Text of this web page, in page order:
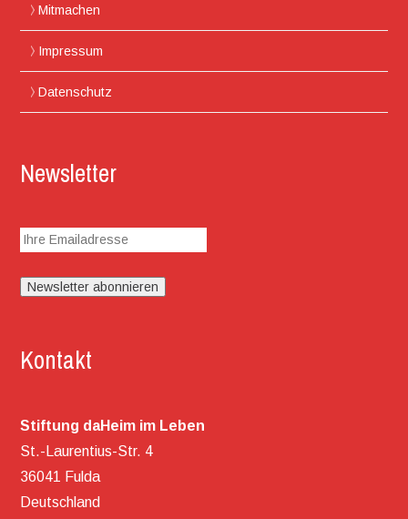
Mitmachen
Impressum
Datenschutz
Newsletter
Kontakt
Stiftung daHeim im Leben
St.-Laurentius-Str. 4
36041 Fulda
Deutschland